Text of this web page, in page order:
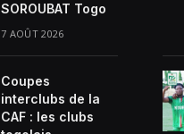
SOROUBAT Togo
7 AOÛT 2026
Coupes
interclubs de la
CAF : les clubs